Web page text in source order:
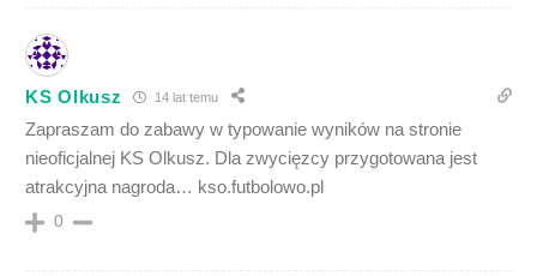
KS Olkusz 14 lat temu
Zapraszam do zabawy w typowanie wyników na stronie
nieoficjalnej KS Olkusz. Dla zwycięzcy przygotowana jest
atrakcyjna nagroda… kso.futbolowo.pl
0